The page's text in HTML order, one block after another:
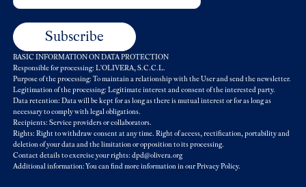
BASIC INFORMATION ON DATA PROTECTION
Responsible for processing: L'OLIVERA, S.C.C.L.
Purpose of the processing: To maintain a relationship with the User and send the newsletter.
Legitimation of the processing: Legitimate interest and consent of the interested party.
Data retention: Data will be kept for as long as there is mutual interest or for as long as
necessary to comply with legal obligations.
Recipients: Service providers or collaborators.
Rights: Right to withdraw consent at any time. Right of access, rectification, portability and
deletion of your data and the limitation or opposition to its processing.
Contact details to exercise your rights: dpd@olivera.org
Additional information: You can find more information in ourPrivacy Policy.